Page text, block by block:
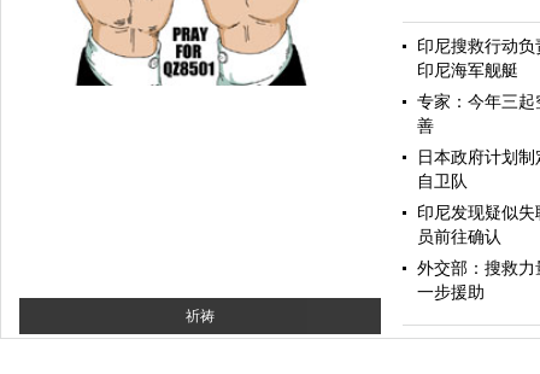
心有余悸
祈祷
印尼搜救行动
印尼海军舰艇
专家：今年三
善
日本政府计划
自卫队
印尼发现疑似
员前往确认
外交部：搜救
一步援助